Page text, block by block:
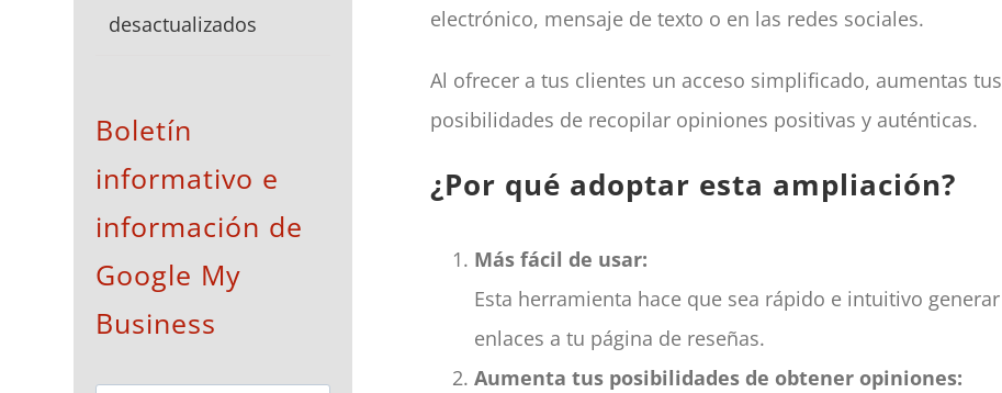
electrónico, mensaje de texto o en las redes sociales.
Al ofrecer a tus clientes un acceso simplificado, aumentas tus
posibilidades de recopilar opiniones positivas y auténticas.
¿Por qué adoptar esta ampliación?
Más fácil de usar:
Esta herramienta hace que sea rápido e intuitivo generar
enlaces a tu página de reseñas.
Aumenta tus posibilidades de obtener opiniones:
desactualizados
Boletín
informativo e
información de
Google My
Business